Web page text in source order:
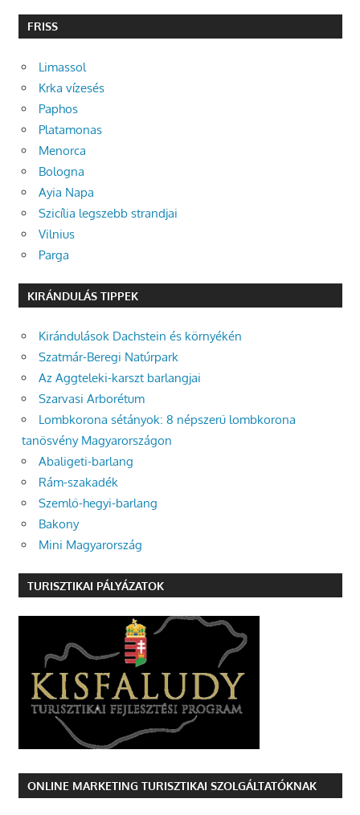
FRISS
Limassol
Krka vízesés
Paphos
Platamonas
Menorca
Bologna
Ayia Napa
Szicília legszebb strandjai
Vilnius
Parga
KIRÁNDULÁS TIPPEK
Kirándulások Dachstein és környékén
Szatmár-Beregi Natúrpark
Az Aggteleki-karszt barlangjai
Szarvasi Arborétum
Lombkorona sétányok: 8 népszerű lombkorona
tanösvény Magyarországon
Abaligeti-barlang
Rám-szakadék
Szemlő-hegyi-barlang
Bakony
Mini Magyarország
TURISZTIKAI PÁLYÁZATOK
ONLINE MARKETING TURISZTIKAI SZOLGÁLTATÓKNAK